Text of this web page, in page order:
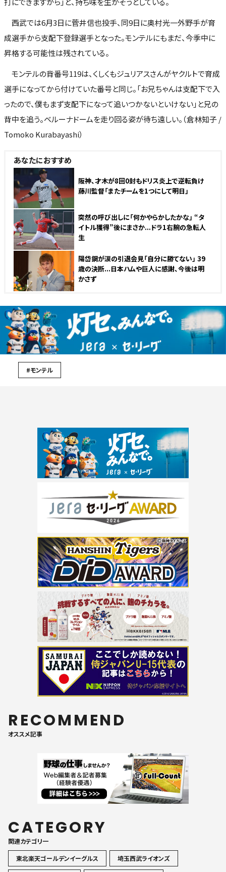
西武では6月3日に菅井信也投手、同9日に奥村光一外野手が育
成選手から支配下登録選手となった。モンテルにもまだ、今季中に
昇格する可能性は残されている。
モンテルの背番号119は、くしくもジュリアスさんがヤクルトで育成
選手になってから付けていた番号と同じ。「お兄ちゃんは支配下で入
ったので、僕もまず支配下になって追いつかないといけない」と兄の
背中を追う。ベルーナドームを走り回る姿が待ち遠しい。（倉林知子 /
Tomoko Kurabayashi）
あなたにおすすめ
阪神、才木が8回0封もドリス炎上で逆転負け
藤川監督「またチームを1つにして明日」
突然の呼び出しに「何かやらかしたかな」 “タ
イトル獲得”後にまさか...ドラ1右腕の急転人
生
陽岱鋼が涙の引退会見「自分に勝てない」 39
歳の決断...日本ハムや巨人に感謝、今後は明
かさず
#モンテル
RECOMMEND
オススメ記事
CATEGORY
関連カテゴリ一
東北楽天ゴールデンイーグルス
埼玉西武ライオンズ